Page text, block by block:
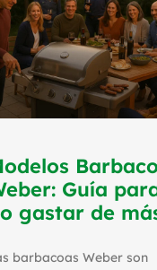
Guía
gastar de
barbacoas Weber son